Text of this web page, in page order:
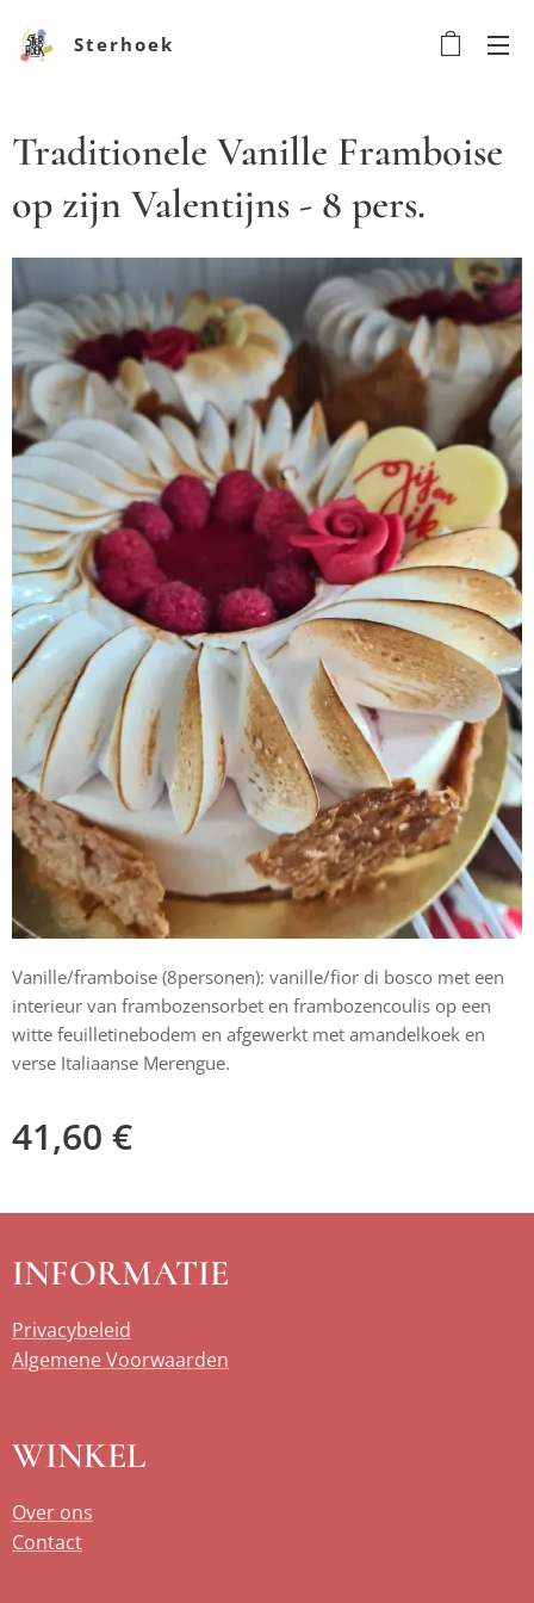
Sterhoek
Traditionele Vanille Framboise
op zijn Valentijns - 8 pers.
Vanille/framboise (8personen): vanille/fior di bosco met een
interieur van frambozensorbet en frambozencoulis op een
witte feuilletinebodem en afgewerkt met amandelkoek en
verse Italiaanse Merengue.
41,60 €
INFORMATIE
Privacybeleid
Algemene Voorwaarden
WINKEL
Over ons
Contact